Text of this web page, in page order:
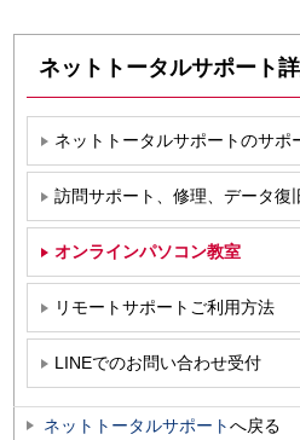
ネットトータルサポート
ネットトータルサポートのサポ
訪問サポート、修理、データ復
オンラインパソコン教室
リモートサポートご利用方法
LINEでのお問い合わせ受付
ネットトータルサポートへ戻る